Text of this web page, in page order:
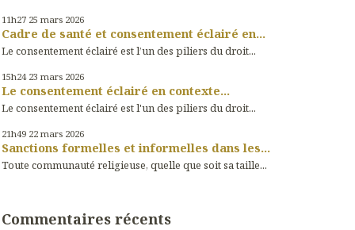
11h27 25 mars 2026
Cadre de santé et consentement éclairé en...
Le consentement éclairé est l’un des piliers du droit...
15h24 23 mars 2026
Le consentement éclairé en contexte...
Le consentement éclairé est l'un des piliers du droit...
21h49 22 mars 2026
Sanctions formelles et informelles dans les...
Toute communauté religieuse, quelle que soit sa taille...
Commentaires récents